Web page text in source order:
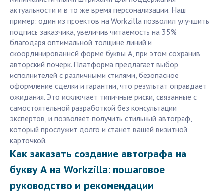
актуальности и в то же время персонализации. Наш
пример: один из проектов на Workzilla позволил улучшить
подпись заказчика, увеличив читаемость на 35%
благодаря оптимальной толщине линий и
скоординированной форме буквы А, при этом сохранив
авторский почерк. Платформа предлагает выбор
исполнителей с различными стилями, безопасное
оформление сделки и гарантии, что результат оправдает
ожидания. Это исключает типичные риски, связанные с
самостоятельной разработкой без консультации
экспертов, и позволяет получить стильный автограф,
который прослужит долго и станет вашей визитной
карточкой.
Как заказать создание автографа на
букву А на Workzilla: пошаговое
руководство и рекомендации